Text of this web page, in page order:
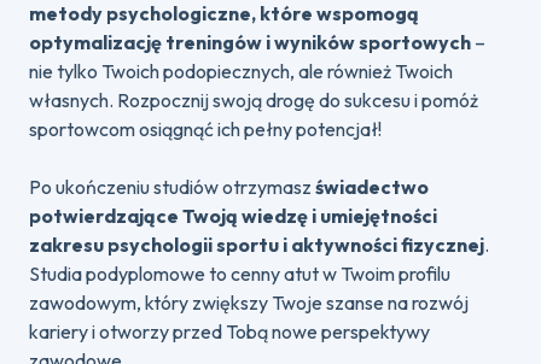
metody psychologiczne, które wspomogą
optymalizację treningów i wyników sportowych –
nie tylko Twoich podopiecznych, ale również Twoich
własnych. Rozpocznij swoją drogę do sukcesu i pomóż
sportowcom osiągnąć ich pełny potencjał!
Po ukończeniu studiów otrzymasz świadectwo
potwierdzające Twoją wiedzę i umiejętności
zakresu psychologii sportu i aktywności fizycznej.
Studia podyplomowe to cenny atut w Twoim profilu
zawodowym, który zwiększy Twoje szanse na rozwój
kariery i otworzy przed Tobą nowe perspektywy